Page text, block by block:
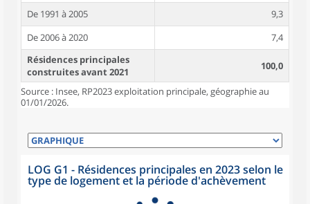
De 1991 à 2005
9,3
De 2006 à 2020
7,4
Résidences principales
construites avant 2021
100,0
Source : Insee, RP2023 exploitation principale, géographie au
01/01/2026.
LOG G1 - Résidences principales en 2023 selon le
type de logement et la période d'achèvement